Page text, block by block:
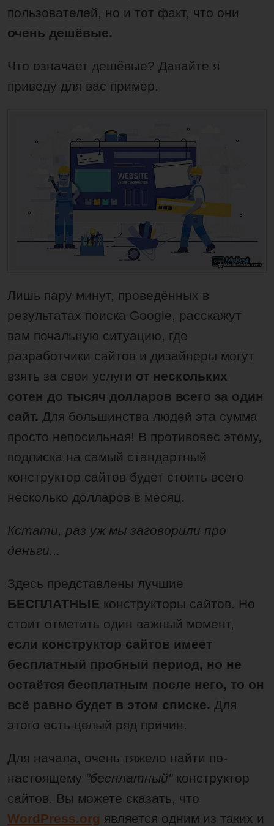
пользователей, но и тот факт, что они
очень дешёвые.
Что означает дешёвые? Давайте я
приведу для вас пример.
Лишь пару минут, проведённых в
результатах поиска Google, расскажут
вам печальную ситуацию, где
разработчики сайтов и дизайнеры могут
взять за свои услуги от нескольких
сотен до тысяч долларов всего за один
сайт. Для большинства людей эта сумма
просто непосильная! В противовес этому,
подписка на самый стандартный
конструктор сайтов будет стоить всего
несколько долларов в месяц.
Кстати, раз уж мы заговорили про
деньги...
Здесь представлены лучшие
БЕСПЛАТНЫЕ конструкторы сайтов. Но
стоит отметить один важный момент,
если конструктор сайтов имеет
бесплатный пробный период, но не
остаётся бесплатным после него, то он
всё равно будет в этом списке. Для
этого есть целый ряд причин.
Для начала, очень тяжело найти по-
настоящему "бесплатный"конструктор
сайтов. Вы можете сказать, что
WordPress.org является одним из таких и